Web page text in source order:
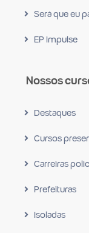
Será que eu
EP Impulse
Nossos
Destaques
Cursos
Carreiras
Prefeituras
Isoladas